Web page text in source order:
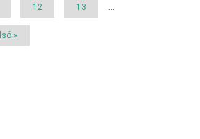
Page
12 Page
13
»